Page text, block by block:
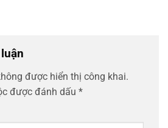
được hiển thị công khai.
được đánh dấu *